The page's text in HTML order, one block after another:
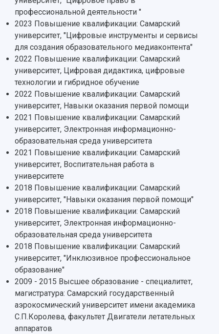
профессиональной деятельности "
2023 Повышение квалификации: Самарский
университет, "Цифровые инструменты и сервисы
для создания образовательного медиаконтента"
2022 Повышение квалификации: Самарский
университет, Цифровая дидактика, цифровые
технологии и гибридное обучение
2022 Повышение квалификации: Самарский
университет, Навыки оказания первой помощи
2021 Повышение квалификации: Самарский
университет, Электронная информационно-
образовательная среда университета
2021 Повышение квалификации: Самарский
университет, Воспитательная работа в
университете
2018 Повышение квалификации: Самарский
университет, "Навыки оказания первой помощи"
2018 Повышение квалификации: Самарский
университет, Электронная информационно-
образовательная среда университета
2018 Повышение квалификации: Самарский
университет, "Инклюзивное профессиональное
образование"
2009 - 2015 Высшее образование - специалитет,
магистратура: Самарский государственный
аэрокосмический университет имени академика
С.П.Королева, факультет Двигатели летательных
аппаратов